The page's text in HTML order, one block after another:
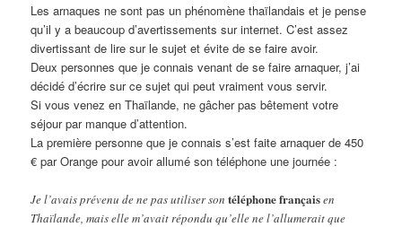
Les arnaques ne sont pas un phénomène thaïlandais et je pense
qu’il y a beaucoup d’avertissements sur internet. C’est assez
divertissant de lire sur le sujet et évite de se faire avoir.
Deux personnes que je connais venant de se faire arnaquer, j’ai
décidé d’écrire sur ce sujet qui peut vraiment vous servir.
Si vous venez en Thaïlande, ne gâcher pas bêtement votre
séjour par manque d’attention.
La première personne que je connais s’est faite arnaquer de 450
€ par Orange pour avoir allumé son téléphone une journée :
Je l’avais prévenu de ne pas utiliser sontéléphone françaisen
Thaïlande, mais elle m’avait répondu qu’elle ne l’allumerait que